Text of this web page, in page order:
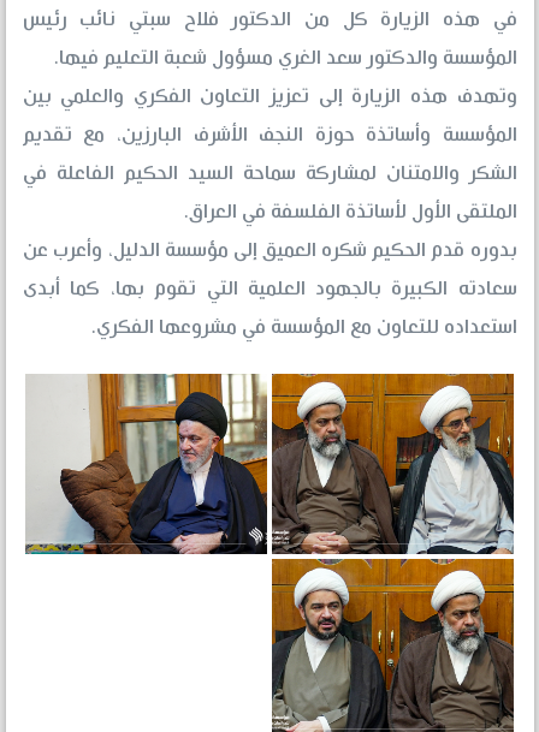
في هذه الزيارة كل من الدكتور فلاح سبتي نائب رئيس
المؤسسة والدكتور سعد الغري مسؤول شعبة التعليم فيها.
وتهدف هذه الزيارة إلى تعزيز التعاون الفكري والعلمي بين
المؤسسة وأساتذة حوزة النجف الأشرف البارزين، مع تقديم
الشكر والامتنان لمشاركة سماحة السيد الحكيم الفاعلة في
الملتقى الأول لأساتذة الفلسفة في العراق.
بدوره قدم الحكيم شكره العميق إلى مؤسسة الدليل، وأعرب عن
سعادته الكبيرة بالجهود العلمية التي تقوم بها، كما أبدى
استعداده للتعاون مع المؤسسة في مشروعها الفكري.